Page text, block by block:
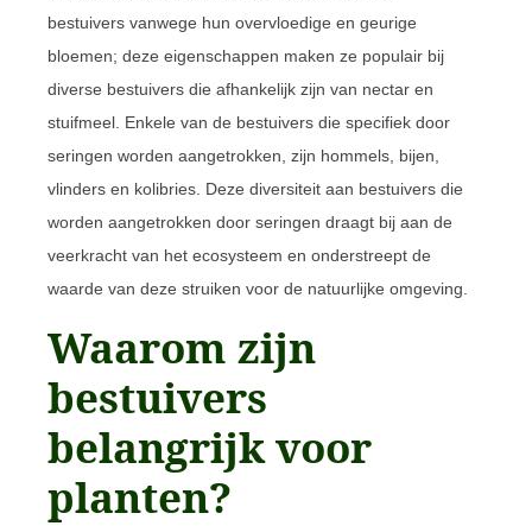
bestuivers vanwege hun overvloedige en geurige
bloemen; deze eigenschappen maken ze populair bij
diverse bestuivers die afhankelijk zijn van nectar en
stuifmeel. Enkele van de bestuivers die specifiek door
seringen worden aangetrokken, zijn hommels, bijen,
vlinders en kolibries. Deze diversiteit aan bestuivers die
worden aangetrokken door seringen draagt bij aan de
veerkracht van het ecosysteem en onderstreept de
waarde van deze struiken voor de natuurlijke omgeving.
Waarom zijn
bestuivers
belangrijk voor
planten?